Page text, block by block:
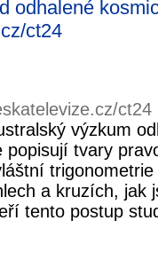
odhalené
ct24
ct24
výzkum
popisují tvary
a kruzích, jak
tento postup